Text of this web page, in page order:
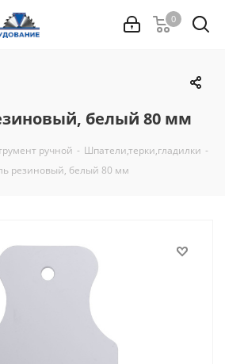
0
белый 80 мм
ручной - Шпатели,терки,гладилки -
резиновый, белый 80 мм